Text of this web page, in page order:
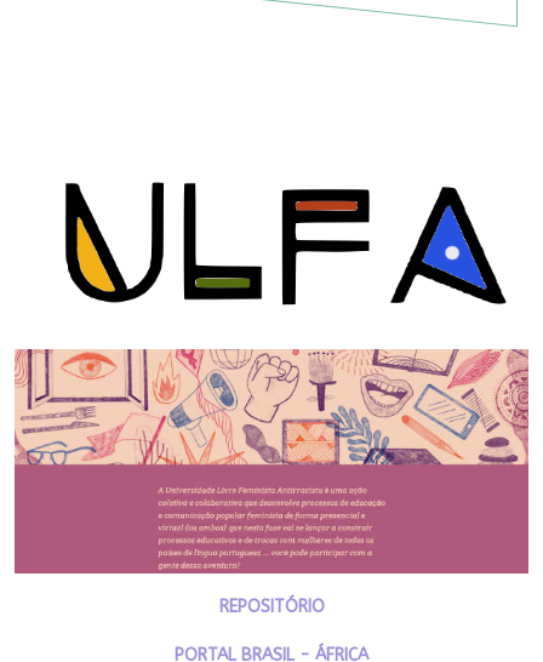
REPOSITÓRIO
PORTAL BRASIL - ÁFRICA